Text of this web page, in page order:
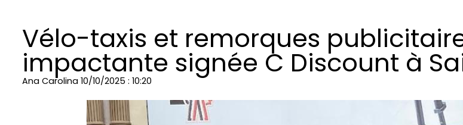
Vélo-taxis et remorques
impactante signée C Discount à
Ana Carolina 10/10/2025 : 10:20